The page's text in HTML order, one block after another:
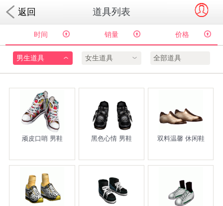
返回 道具列表
时间 销量 价格
男生道具 女生道具 全部道具
顽皮口哨 男鞋 黑色心情 男鞋 双料温馨 休闲鞋